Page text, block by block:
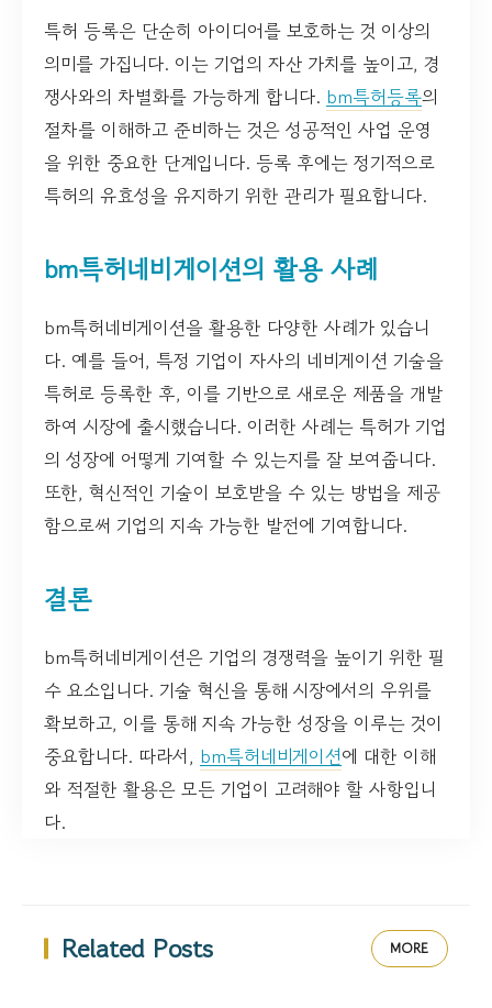
특허 등록은 단순히 아이디어를 보호하는 것 이상의
의미를 가집니다. 이는 기업의 자산 가치를 높이고, 경
쟁사와의 차별화를 가능하게 합니다. bm특허등록의
절차를 이해하고 준비하는 것은 성공적인 사업 운영
을 위한 중요한 단계입니다. 등록 후에는 정기적으로
특허의 유효성을 유지하기 위한 관리가 필요합니다.
bm특허네비게이션의 활용 사례
bm특허네비게이션을 활용한 다양한 사례가 있습니
다. 예를 들어, 특정 기업이 자사의 네비게이션 기술을
특허로 등록한 후, 이를 기반으로 새로운 제품을 개발
하여 시장에 출시했습니다. 이러한 사례는 특허가 기업
의 성장에 어떻게 기여할 수 있는지를 잘 보여줍니다.
또한, 혁신적인 기술이 보호받을 수 있는 방법을 제공
함으로써 기업의 지속 가능한 발전에 기여합니다.
결론
bm특허네비게이션은 기업의 경쟁력을 높이기 위한 필
수 요소입니다. 기술 혁신을 통해 시장에서의 우위를
확보하고, 이를 통해 지속 가능한 성장을 이루는 것이
중요합니다. 따라서, bm특허네비게이션에 대한 이해
와 적절한 활용은 모든 기업이 고려해야 할 사항입니
다.
Related Posts MORE